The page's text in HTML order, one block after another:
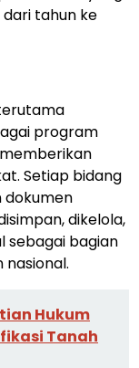
tahun ke
program
Setiap bidang
dikelola,
sebagai bagian
Hukum
Tanah